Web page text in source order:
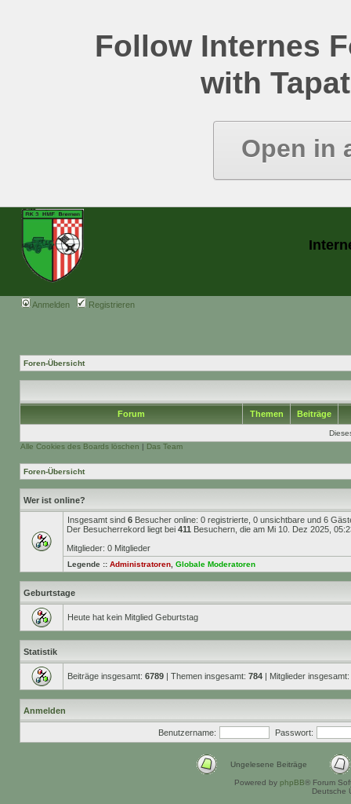
Follow Internes
with
Open in
Anmelden Registrieren
Foren-Übersicht
Forum Themen Beiträge
Alle Cookies des Boards löschen | Das Team
Foren-Übersicht
Wer ist online?
Insgesamt sind 6 Besucher online: 0 registrierte, 0 unsichtbare und 6
Der Besucherrekord liegt bei 411 Besuchern, die am Mi 10. Dez 2025,
Mitglieder: 0 Mitglieder
Legende :: Administratoren Globale Moderatoren
Geburtstage
Heute hat kein Mitglied Geburtstag
Statistik
Beiträge insgesamt: 6789 | Themen insgesamt: 784 | Mitglieder insgesamt:
Anmelden
Benutzername: Passwort:
Ungelesene Beiträge
Powered by phpBB® Forum
Deutsche